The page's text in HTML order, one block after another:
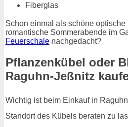
Fiberglas
Schon einmal als schöne
romantische Sommerabende im
Feuerschale nachgedacht?
Pflanzenkübel oder
Raguhn-Jeßnitz
Wichtig ist beim Einkauf in
Standort des Kübels beraten zu